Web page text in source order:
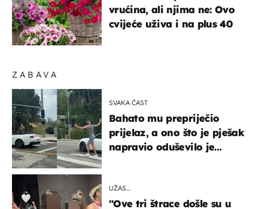
ZABAVA
SVAKA ČAST
Bahato mu prepriječio
prijelaz, a ono što je pješak
napravio oduševilo je
UŽAS…
"Ove tri štrace došle su u
vrućina, ali njima ne: Ovo
cvijeće uživa i na plus 40